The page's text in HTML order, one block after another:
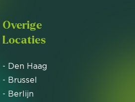
Overige
Locaties
- Den Haag
- Brussel
- Berlijn